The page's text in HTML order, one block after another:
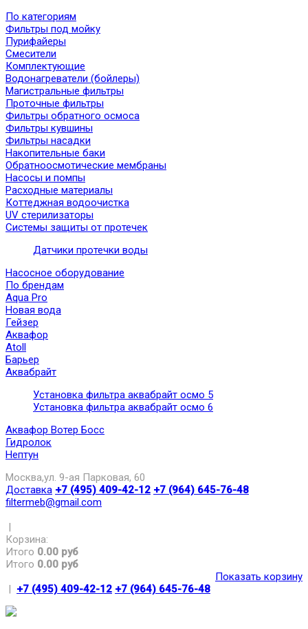
По категориям
Фильтры под мойку
Пурифайеры
Смесители
Комплектующие
Водонагреватели (бойлеры)
Магистральные фильтры
Проточные фильтры
Фильтры обратного осмоса
Фильтры кувшины
Фильтры насадки
Накопительные баки
Обратноосмотические мембраны
Насосы и помпы
Расходные материалы
Коттеджная водоочистка
UV стерилизаторы
Системы защиты от протечек
Датчики протечки воды
Насосное оборудование
По брендам
Aqua Pro
Новая вода
Гейзер
Аквафор
Atoll
Барьер
Аквабрайт
Установка фильтра аквабрайт осмо 5
Установка фильтра аквабрайт осмо 6
Аквафор Вотер Босс
Гидролок
Нептун
Москва,ул. 9-ая Парковая, 60
Доставка +7 (495) 409-42-12 +7 (964) 645-76-48
filtermeb@gmail.com
|
Корзина:
Итого 0.00 руб
Итого 0.00 руб
Показать корзину
| +7 (495) 409-42-12 +7 (964) 645-76-48